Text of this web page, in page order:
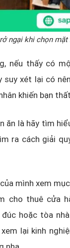
ngại khi chọn mặt
nếu thấy có
xét lại có
khiến bạn
ăn là hãy tìm
ra cách giải
mình xem
cho thuê cửa
hoặc tòa
lại kinh